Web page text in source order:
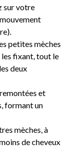
sur votre
petites mèches
les fixant, tout le
deux
et
formant un
mèches, à
de cheveux